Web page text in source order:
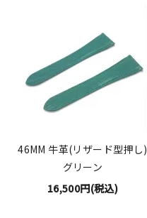
46MM 牛革(リザード型押し)
グリーン
16,500円(税込)